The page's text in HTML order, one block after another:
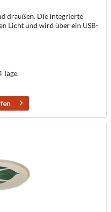
draußen. Die integrierte
Licht und wird über ein USB-